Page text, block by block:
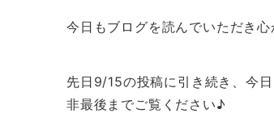
今日もブログを読んでいただき心
先日9/15の投稿に引き続き、今
非最後までご覧ください♪